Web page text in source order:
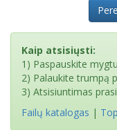
Kaip atsisiųsti:
1) Paspauskite
2) Palaukite trumpą
3) Atsisiuntimas
Failų katalogas |